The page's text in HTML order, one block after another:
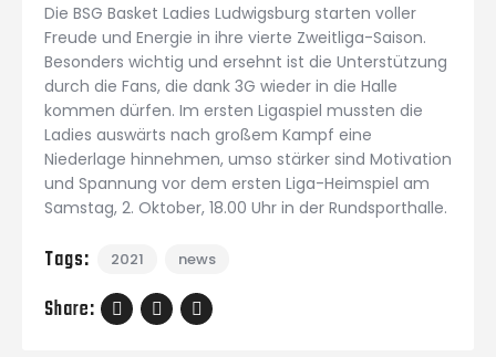
Die BSG Basket Ladies Ludwigsburg starten voller
Freude und Energie in ihre vierte Zweitliga-Saison.
Besonders wichtig und ersehnt ist die Unterstützung
durch die Fans, die dank 3G wieder in die Halle
kommen dürfen. Im ersten Ligaspiel mussten die
Ladies auswärts nach großem Kampf eine
Niederlage hinnehmen, umso stärker sind Motivation
und Spannung vor dem ersten Liga-Heimspiel am
Samstag, 2. Oktober, 18.00 Uhr in der Rundsporthalle.
Tags: 2021 news
Share: